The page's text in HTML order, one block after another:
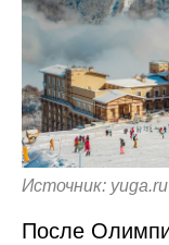
Источник: yuga.ru
После